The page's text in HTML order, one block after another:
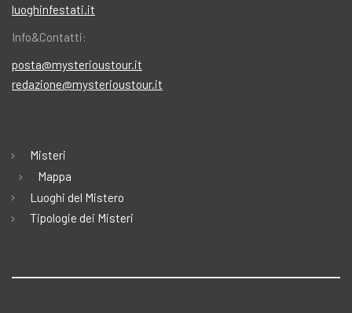
luoghinfestati.it
Info&Contatti:
posta@mysterioustour.it
redazione@mysterioustour.it
Misteri
Mappa
Luoghi del Mistero
Tipologie dei Misteri